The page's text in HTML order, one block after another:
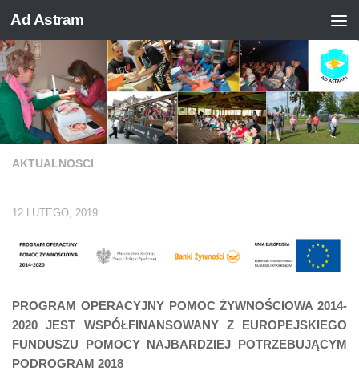
Skip to content
Ad Astram
AKTUALNOSCI
12 LUTEGO, 2019
PROGRAM OPERACYJNY POMOC ŻYWNOŚCIOWA 2014-
2020JEST WSPÓŁFINANSOWANY Z EUROPEJSKIEGO
FUNDUSZU POMOCY NAJBARDZIEJ POTRZEBUJĄCYM
PODROGRAM 2018